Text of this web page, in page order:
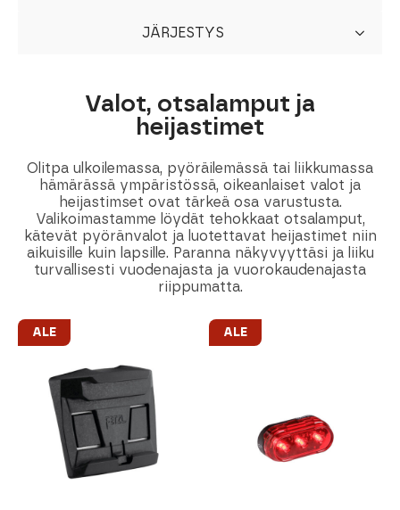
JÄRJESTYS
Valot, otsalamput ja
heijastimet
Olitpa ulkoilemassa, pyöräilemässä tai liikkumassa
hämärässä ympäristössä, oikeanlaiset valot ja
heijastimset ovat tärkeä osa varustusta.
Valikoimastamme löydät tehokkaat otsalamput,
kätevät pyöränvalot ja luotettavat heijastimet niin
aikuisille kuin lapsille. Paranna näkyvyyttäsi ja liiku
turvallisesti vuodenajasta ja vuorokaudenajasta
riippumatta.
ALE ALE